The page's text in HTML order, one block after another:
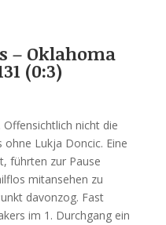
– Oklahoma
(0:3)
nicht die
Lukja Doncic. Eine
führten zur Pause
mitansehen zu
davonzog. Fast
im 1. Durchgang ein